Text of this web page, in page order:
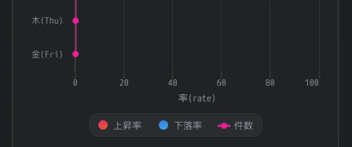
率(rate)
上昇率 下落率 件数
木(Thu)
金(Fri)
0 20 40 60 80 100